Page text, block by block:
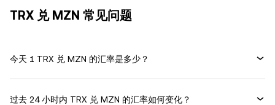
TRX 兑 MZN 常见问题
今天 1 TRX 兑 MZN 的汇率是多少？
过去 24 小时内 TRX 兑 MZN 的汇率如何变化？